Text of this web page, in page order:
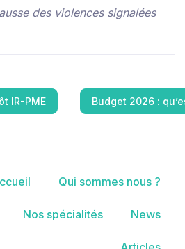
des violences signalées
IR-PME Budget 2026 :
Qui sommes nous ?
Nos spécialités News